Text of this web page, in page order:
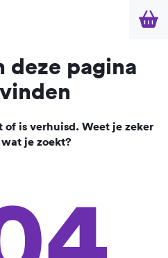
deze pagina
is verhuisd. Weet je zeker
je zoekt?